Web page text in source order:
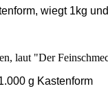
wiegt 1kg
laut "Der
g Kastenform